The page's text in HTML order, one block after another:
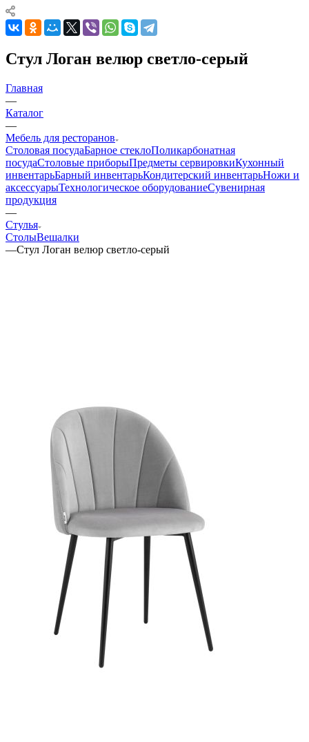
Стул Логан велюр светло-серый
Главная
—
Каталог
—
Мебель для ресторанов
Столовая посудаБарное стеклоПоликарбонатная
посудаСтоловые приборыПредметы сервировкиКухонный
инвентарьБарный инвентарьКондитерский инвентарьНожи и
аксессуарыТехнологическое оборудованиеСувенирная
продукция
—
Стулья
СтолыВешалки
—Стул Логан велюр светло-серый